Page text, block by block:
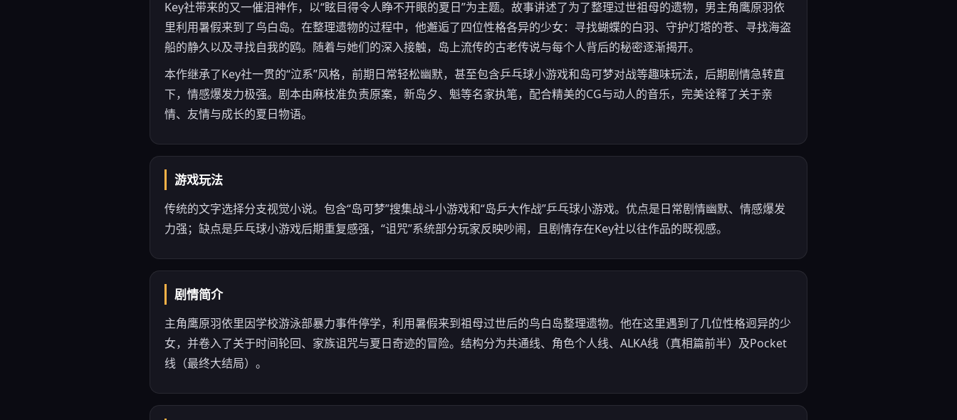
Key社带来的又一催泪神作，以“眩目得令人睁不开眼的夏日”为主题。故事讲述了为了整理过世祖母的遗物，男主角鹰原羽依
里利用暑假来到了鸟白岛。在整理遗物的过程中，他邂逅了四位性格各异的少女：寻找蝴蝶的白羽、守护灯塔的苍、寻找海盗
船的静久以及寻找自我的鸥。随着与她们的深入接触，岛上流传的古老传说与每个人背后的秘密逐渐揭开。
本作继承了Key社一贯的“泣系”风格，前期日常轻松幽默，甚至包含乒乓球小游戏和岛可梦对战等趣味玩法，后期剧情急转直
下，情感爆发力极强。剧本由麻枝准负责原案，新岛夕、魁等名家执笔，配合精美的CG与动人的音乐，完美诠释了关于亲
情、友情与成长的夏日物语。
游戏玩法
传统的文字选择分支视觉小说。包含“岛可梦”搜集战斗小游戏和“岛乒大作战”乒乓球小游戏。优点是日常剧情幽默、情感爆发
力强；缺点是乒乓球小游戏后期重复感强，“诅咒”系统部分玩家反映吵闹，且剧情存在Key社以往作品的既视感。
剧情简介
主角鹰原羽依里因学校游泳部暴力事件停学，利用暑假来到祖母过世后的鸟白岛整理遗物。他在这里遇到了几位性格迥异的少
女，并卷入了关于时间轮回、家族诅咒与夏日奇迹的冒险。结构分为共通线、角色个人线、ALKA线（真相篇前半）及Pocket
线（最终大结局）。